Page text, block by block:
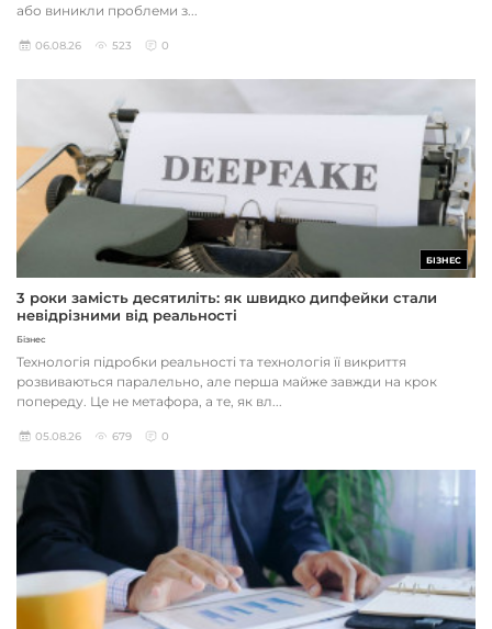
або виникли проблеми з...
06.08.26 523 0
БІЗНЕС
3 роки замість десятиліть: як швидко дипфейки стали
невідрізними від реальності
Бізнес
Технологія підробки реальності та технологія її викриття
розвиваються паралельно, але перша майже завжди на крок
попереду. Це не метафора, а те, як вл...
05.08.26 679 0